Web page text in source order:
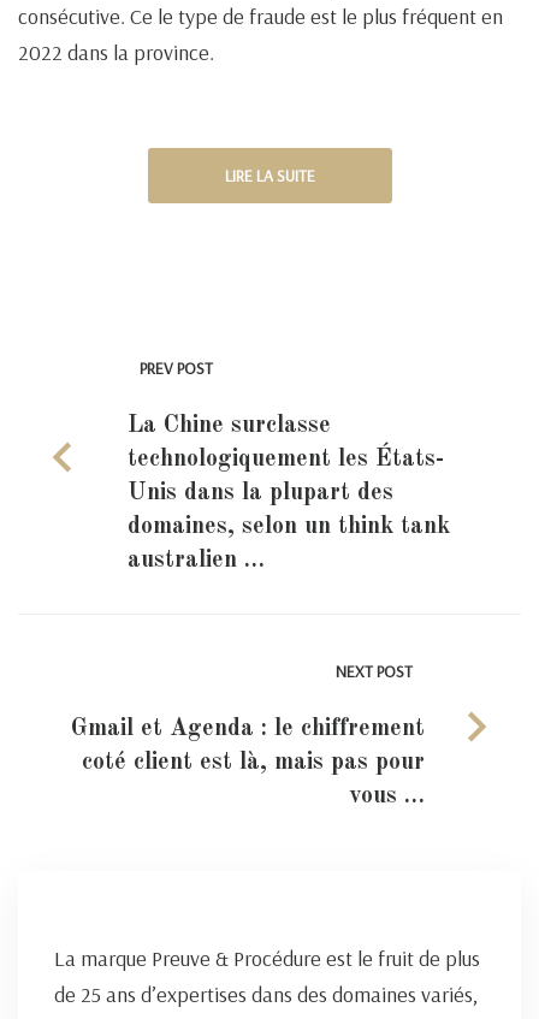
consécutive. Ce le type de fraude est le plus fréquent en
2022 dans la province.
LIRE LA SUITE
PREV POST
La Chine surclasse
technologiquement les États-
Unis dans la plupart des
domaines, selon un think tank
australien …
NEXT POST
Gmail et Agenda : le chiffrement
coté client est là, mais pas pour
vous …
La marque Preuve & Procédure est le fruit de plus
de 25 ans d’expertises dans des domaines variés,